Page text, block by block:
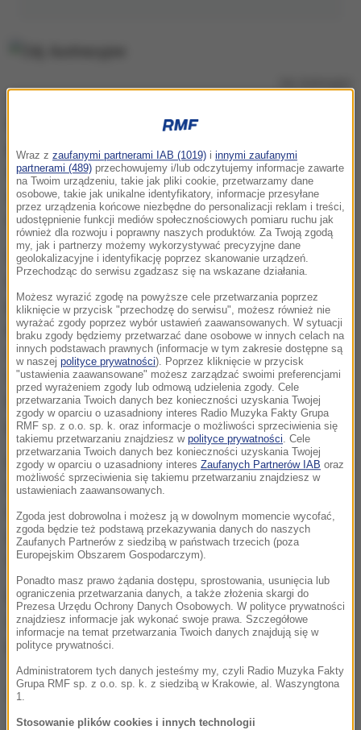
Pamiętacie drony, które skonfiskowaliśmy osobie,
próbującej przekazać je dla rosyjskiej inwazji na
Ukrainę? Cóż, te drony dotarły na Ukrainę. Ale w
odpowiedni sposób i po właściwej stronie frontu
napisały KAPO na Twitterze.
W lipcu sąd okręgowy w Harju skazał na cztery
miesiące więzienia oraz osiem miesięcy
pozbawienia wolności w zawieszeniu43-letniego
mężczyznę o imieniu Władimir.11 maja
opublikował on wpis na portalu społecznościowym
VK, w którym poinformował, że zamierza wesprzeć
Rosję w walce z Ukrainą, kupując dla niej drony -
przypomniał w środę portal ERR News.
Mężczyzna poprosił o udział w zbiórce, a ze zebrane
datki kupił trzy drony. Został zatrzymany na
estońsko-rosyjskim przejściu granicznym Koidula,
gdy próbował dostarczyć sprzęt rosyjskiemu
wojsku.
Estoński sąd uznał Władimira za winnego
świadomego popierania aktów agresji popełnionych
przez obce państwo.
Dalsza część artykułu pod materiałem video:
Wraz z zaufanymi partnerami IAB (1019) i innymi zaufanymi
partnerami (489) przechowujemy i/lub odczytujemy informacje zawarte
na Twoim urządzeniu, takie jak pliki cookie, przetwarzamy dane
osobowe, takie jak unikalne identyfikatory, informacje przesyłane
przez urządzenia końcowe niezbędne do personalizacji reklam i treści,
udostępnienie funkcji mediów społecznościowych pomiaru ruchu jak
również dla rozwoju i poprawny naszych produktów. Za Twoją zgodą
my, jak i partnerzy możemy wykorzystywać precyzyjne dane
geolokalizacyjne i identyfikację poprzez skanowanie urządzeń.
Przechodząc do serwisu zgadzasz się na wskazane działania.
Możesz wyrazić zgodę na powyższe cele przetwarzania poprzez
kliknięcie w przycisk "przechodzę do serwisu", możesz również nie
wyrażać zgody poprzez wybór ustawień zaawansowanych. W sytuacji
braku zgody będziemy przetwarzać dane osobowe w innych celach na
innych podstawach prawnych (informacje w tym zakresie dostępne są
w naszej polityce prywatności). Poprzez kliknięcie w przycisk
"ustawienia zaawansowane" możesz zarządzać swoimi preferencjami
przed wyrażeniem zgody lub odmową udzielenia zgody. Cele
przetwarzania Twoich danych bez konieczności uzyskania Twojej
zgody w oparciu o uzasadniony interes Radio Muzyka Fakty Grupa
RMF sp. z o.o. sp. k. oraz informacje o możliwości sprzeciwienia się
takiemu przetwarzaniu znajdziesz w polityce prywatności. Cele
przetwarzania Twoich danych bez konieczności uzyskania Twojej
zgody w oparciu o uzasadniony interes Zaufanych Partnerów IAB oraz
możliwość sprzeciwienia się takiemu przetwarzaniu znajdziesz w
ustawieniach zaawansowanych.
Zgoda jest dobrowolna i możesz ją w dowolnym momencie wycofać,
zgoda będzie też podstawą przekazywania danych do naszych
Zaufanych Partnerów z siedzibą w państwach trzecich (poza
Europejskim Obszarem Gospodarczym).
Ponadto masz prawo żądania dostępu, sprostowania, usunięcia lub
ograniczenia przetwarzania danych, a także złożenia skargi do
Prezesa Urzędu Ochrony Danych Osobowych. W polityce prywatności
znajdziesz informacje jak wykonać swoje prawa. Szczegółowe
informacje na temat przetwarzania Twoich danych znajdują się w
polityce prywatności.
Administratorem tych danych jesteśmy my, czyli Radio Muzyka Fakty
Grupa RMF sp. z o.o. sp. k. z siedzibą w Krakowie, al. Waszyngtona
1.
Stosowanie plików cookies i innych technologii